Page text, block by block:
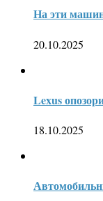
На эти
20.10.2025
Lexus
18.10.2025